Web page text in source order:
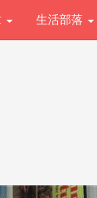
生活部落